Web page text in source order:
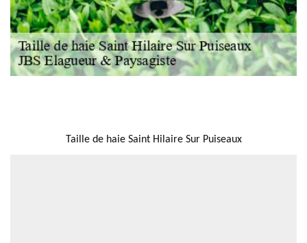
Taille de haie Saint Hilaire Sur Puiseaux